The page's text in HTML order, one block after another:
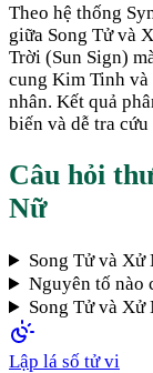
Theo hệ thống
giữa Song Tửvà
Trời (Sun Sign)
cung Kim Tinh và
nhân. Kết quả
biến và dễ tra cứu
Câu hỏi
Nữ
Song Tử và Xử
Nguyên tố nào
Song Tử và Xử
Lập lá số tử vi